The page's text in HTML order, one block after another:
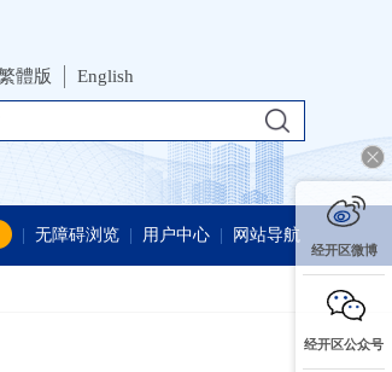
體版 English
无障碍浏览 用户中心 网站导航
经开区微博
经开区公众号